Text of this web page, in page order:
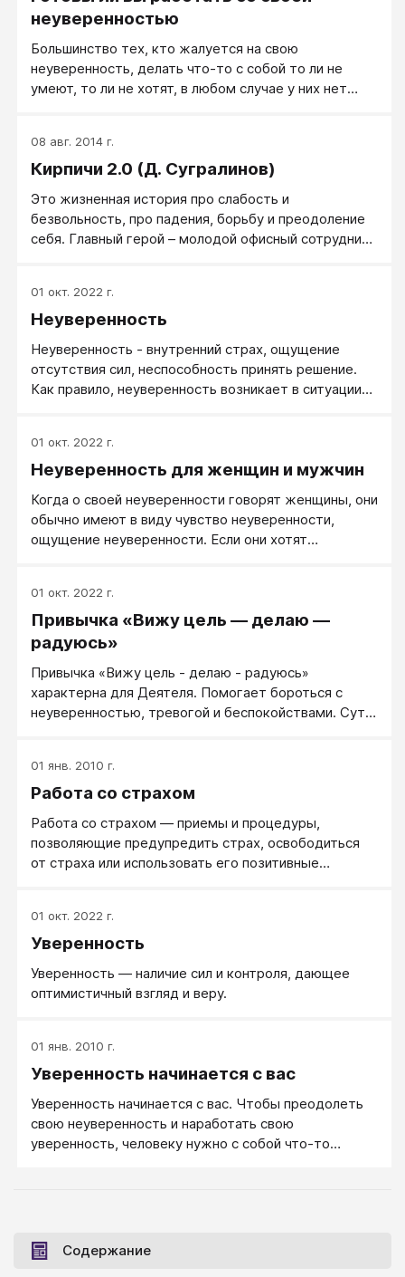
неуверенностью
Большинство тех, кто жалуется на свою
неуверенность, делать что-то с собой то ли не
умеют, то ли не хотят, в любом случае у них нет
08 авг. 2014 г.
Кирпичи 2.0 (Д. Сугралинов)
Это жизненная история про слабость и
безвольность, про падения, борьбу и преодоление
себя. Главный герой – молодой офисный сотрудник,
к самому себе. Он пытается изменить себя, мечтая
о красивой и успешной жизни. Действуя вопреки
снова, он выходит из многих жизненных ситуаций,
которые знакомы каждому из нас.
01 окт. 2022 г.
Неуверенность
Неуверенность - внутренний страх, ощущение
отсутствия сил, неспособность принять решение.
Как правило, неуверенность возникает в ситуации
чаще предполагают недружественное отношение
от окружающих, чаще переживают и
поведение агрессивное.
01 окт. 2022 г.
Неуверенность для женщин и мужчин
Когда о своей неуверенности говорят женщины, они
обычно имеют в виду чувство неуверенности,
ощущение неуверенности. Если они хотят
публикой, уверенно держаться - вроде бы о
поведении. При более внимательных расспросах
почти всегда оказывается, что на самом деле
победительницы - ей нужно внутреннее состояние.
01 окт. 2022 г.
Привычка «Вижу цель — делаю —
радуюсь»
Привычка «Вижу цель - делаю - радуюсь»
характерна для Деятеля. Помогает бороться с
неуверенностью, тревогой и беспокойствами. Суть:
хотели бы получить в итоге. Это может быть в
самых простых словах: «Сделать ужин», «Решить
01 янв. 2010 г.
Работа со страхом
Работа со страхом — приемы и процедуры,
позволяющие предупредить страх, освободиться
от страха или использовать его позитивные
01 окт. 2022 г.
Уверенность
Уверенность — наличие сил и контроля, дающее
оптимистичный взгляд и веру.
01 янв. 2010 г.
Уверенность начинается с вас
Уверенность начинается с вас. Чтобы преодолеть
свою неуверенность и наработать свою
уверенность, человеку нужно с собой что-то
Содержание